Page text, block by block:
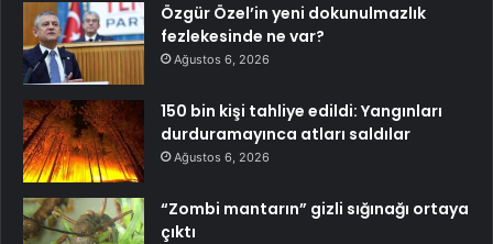
Özgür Özel’in yeni dokunulmazlık
fezlekesinde ne var?
Ağustos 6, 2026
150 bin kişi tahliye edildi: Yangınları
durduramayınca atları saldılar
Ağustos 6, 2026
“Zombi mantarın” gizli sığınağı ortaya
çıktı